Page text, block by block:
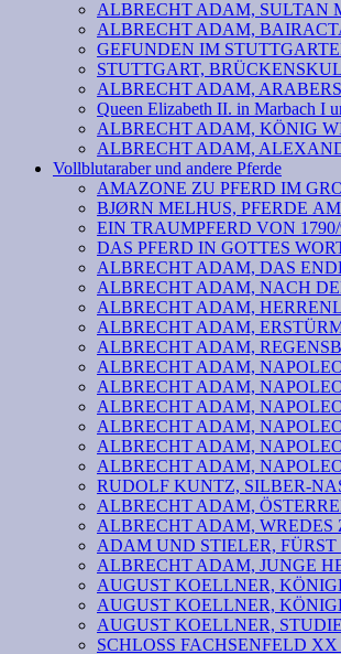
ALBRECHT ADAM, SULTAN
ALBRECHT ADAM,
GEFUNDEN IM
STUTTGART,
ALBRECHT ADAM,
Queen Elizabeth II. in Marbach I
ALBRECHT ADAM, KÖNIG
ALBRECHT ADAM,
Vollblutaraber und andere Pferde
AMAZONE ZU PFERD IM
BJØRN MELHUS, PFERDE
EIN TRAUMPFERD VON 1790/
DAS PFERD IN GOTTES
ALBRECHT ADAM, DAS
ALBRECHT ADAM, NACH
ALBRECHT ADAM,
ALBRECHT ADAM,
ALBRECHT ADAM,
ALBRECHT ADAM,
ALBRECHT ADAM,
ALBRECHT ADAM,
ALBRECHT ADAM,
ALBRECHT ADAM,
ALBRECHT ADAM,
RUDOLF KUNTZ, SILBER-
ALBRECHT ADAM,
ALBRECHT ADAM, WREDES
ADAM UND STIELER, FÜRST
ALBRECHT ADAM, JUNGE
AUGUST KOELLNER,
AUGUST KOELLNER,
AUGUST KOELLNER,
SCHLOSS FACHSENFELD